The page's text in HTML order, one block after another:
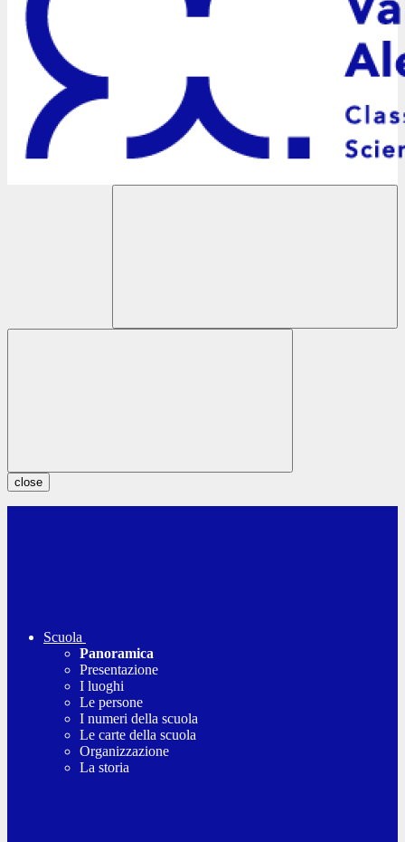
close
Scuola
Panoramica
Presentazione
I luoghi
Le persone
I numeri della scuola
Le carte della scuola
Organizzazione
La storia